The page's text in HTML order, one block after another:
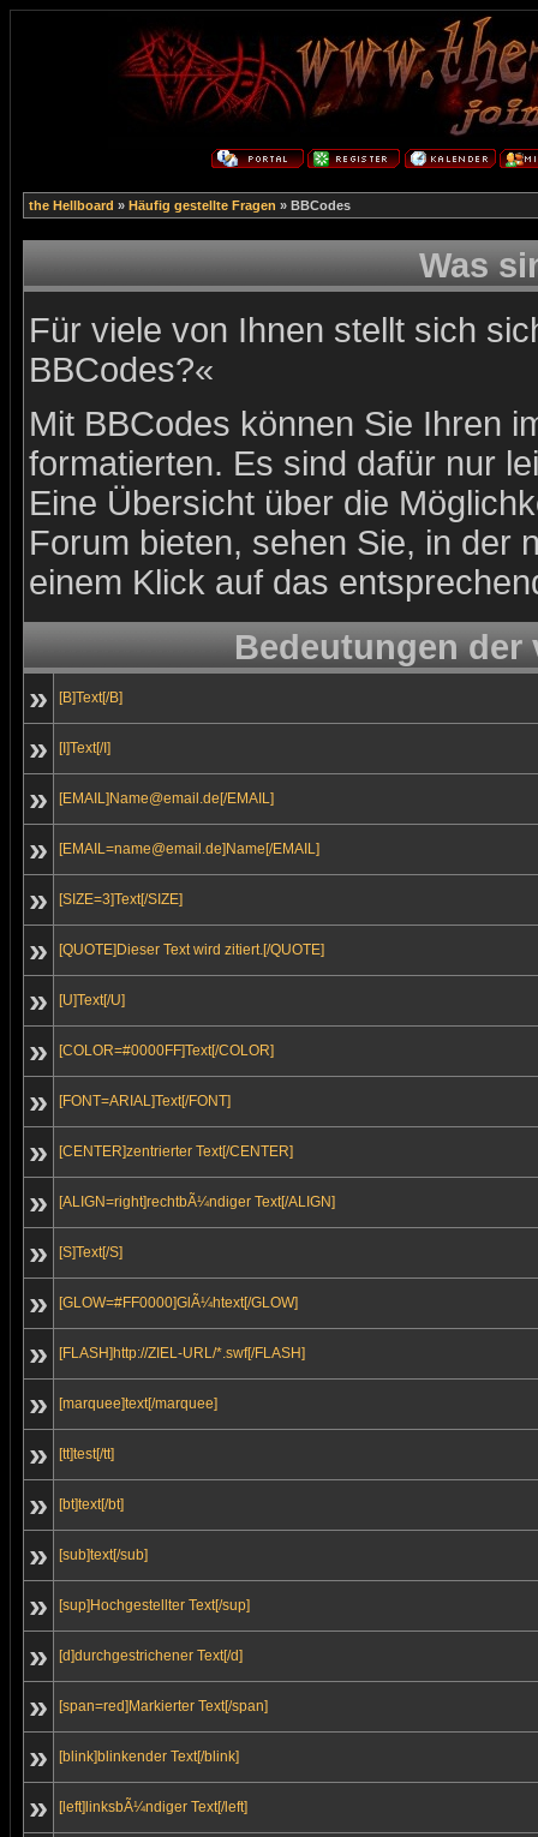
the Hellboard » Häufig gestellte Fragen » BBCodes
Was
Für viele von Ihnen stellt sich
BBCodes?«
Mit BBCodes können Sie Ihren
formatierten. Es sind dafür nur
Eine Übersicht über die
Forum bieten, sehen Sie, in der
einem Klick auf das
Bedeutungen der
»
[B]Text[/B]
» [I]Text[/I]
» [EMAIL]Name@email.de[/EMAIL]
» [EMAIL=name@email.de]Name[/EMAIL]
» [SIZE=3]Text[/SIZE]
» [QUOTE]Dieser Text wird zitiert.[/QUOTE]
» [U]Text[/U]
» [COLOR=#0000FF]Text[/COLOR]
» [FONT=ARIAL]Text[/FONT]
» [CENTER]zentrierter Text[/CENTER]
» [ALIGN=right]rechtbÃ¼ndiger Text[/ALIGN]
» [S]Text[/S]
» [GLOW=#FF0000]GlÃ¼htext[/GLOW]
» [FLASH]http://ZIEL-URL/*.swf[/FLASH]
» [marquee]text[/marquee]
» [tt]test[/tt]
» [bt]text[/bt]
» [sub]text[/sub]
» [sup]Hochgestellter Text[/sup]
» [d]durchgestrichener Text[/d]
» [span=red]Markierter Text[/span]
» [blink]blinkender Text[/blink]
» [left]linksbÃ¼ndiger Text[/left]